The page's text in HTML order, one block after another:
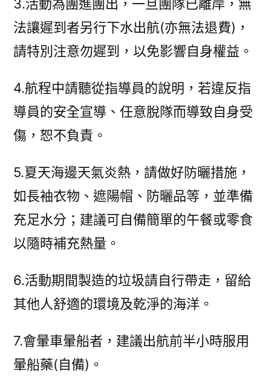
3.活動為團進團出，一旦團隊已離岸，無
法讓遲到者另行下水出航(亦無法退費)，
請特別注意勿遲到，以免影響自身權益。
4.航程中請聽從指導員的說明，若違反指
導員的安全宣導、任意脫隊而導致自身受
傷，恕不負責。
5.夏天海邊天氣炎熱，請做好防曬措施，
如長袖衣物、遮陽帽、防曬品等，並準備
充足水分；建議可自備簡單的午餐或零食
以隨時補充熱量。
6.活動期間製造的垃圾請自行帶走，留給
其他人舒適的環境及乾淨的海洋。
7.會暈車暈船者，建議出航前半小時服用
暈船藥(自備)。